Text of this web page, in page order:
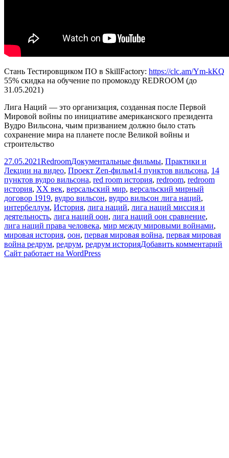
Стань Тестировщиком ПО в SkillFactory: https://clc.am/Ym-kKQ
55% скидка на обучение по промокоду REDROOM (до
31.05.2021)
Лига Наций — это организация, созданная после Первой
Мировой войны по инициативе американского президента
Вудро Вильсона, чьим призванием должно было стать
сохранение мира на планете после Великой войны и
строительство
Опубликовано
27.05.2021Автор
RedroomРубрики
Документальные фильмы, Практики и
Лекции на видео, Проект Zen-фильмМетки
14 пунктов вильсона, 14
пунктов вудро вильсона, red room история, redroom, redroom
история, XX век, версальский мир, версальский мирный
договор 1919, вудро вильсон, вудро вильсон лига наций,
интербеллум, История, лига наций, лига наций миссия и
деятельность, лига наций оон, лига наций оон сравнение,
лига наций права человека, мир между мировыми войнами,
мировая история, оон, первая мировая война, первая мировая
война редрум, редрум, редрум историяДобавить комментарий
Сайт работает на WordPress